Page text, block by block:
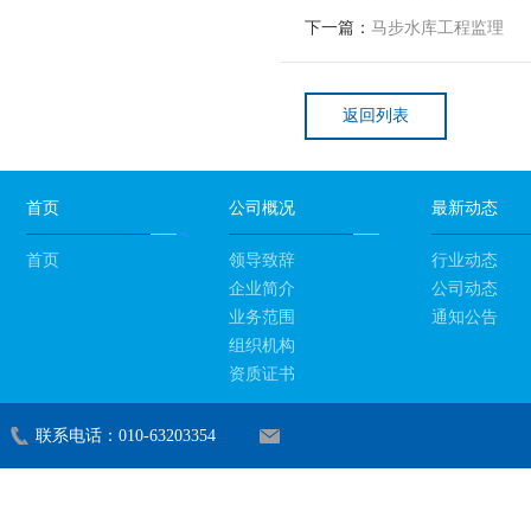
下一篇： 马步水库工程监理
返回列表
首页
首页
公司概况
领导致辞
企业简介
业务范围
组织机构
资质证书
最新动态
行业动态
公司动态
通知公告
联系电话：010-63203354